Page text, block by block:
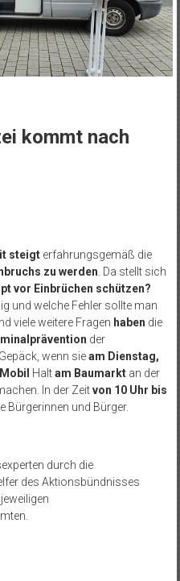
kommt nach
steigt erfahrungsgemäß die
zu werden . Da stellt sich
vor Einbrüchen schützen?
und welche Fehler sollte man
viele weitere Fragen haben die
der
wenn sieam Dienstag,
Haltam Baumarktan der
In der Zeitvon 10 Uhr bis
Bürgerinnen und Bürger.
durch die
des Aktionsbündnisses